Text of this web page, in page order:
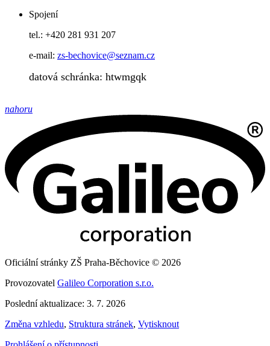
Spojení
tel.: +420 281 931 207
e-mail: zs-bechovice@seznam.cz
datová schránka: htwmgqk
nahoru
Oficiální stránky ZŠ Praha-Běchovice © 2026
Provozovatel Galileo Corporation s.r.o.
Poslední aktualizace: 3. 7. 2026
Změna vzhledu, Struktura stránek, Vytisknout